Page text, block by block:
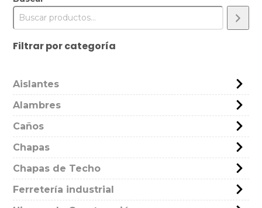
Filtrar por categoría
Aislantes
Alambres
Caños
Chapas
Chapas de Techo
Ferretería industrial